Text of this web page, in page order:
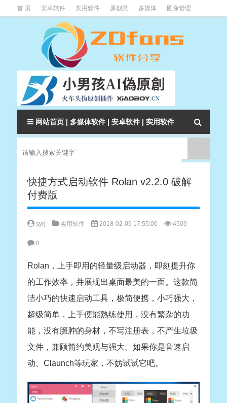
首 页 安卓软件 实用软件 原创类 多媒体 图像管理
下载类
网站首页 | 多媒体软件 | 安卓软件 | 实用软件
快捷方式启动软件 Rolan v2.2.0 破解
付费版
syrj 实用软件 2018-02-09 17:55:00 4509
0
Rolan，上手即用的轻量级启动器，即刻提升你
的工作效率，并展现出桌面最美的一面。这款简
洁小巧的快速启动工具，极简便携，小巧强大，
超级简单，上手便能熟练使用，没有繁杂的功
能，没有臃肿的身材，不写注册表，不产生垃圾
文件，兼顾简约美观与强大。如果你是音速启
动、Claunch等玩家，不妨试试它吧。